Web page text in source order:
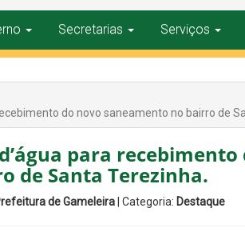
Secretarias Serviços
do novo saneamento no bairro de
para recebimento
de Santa Terezinha.
de Gameleira | Categoria: Destaque